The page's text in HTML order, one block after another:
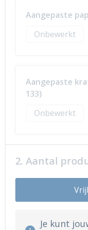
Aangepaste
Onbewerkt
Aangepaste
133)
Onbewerkt
2. Aantal
Je kunt